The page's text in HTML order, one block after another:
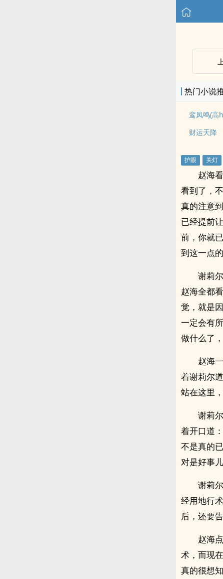
热门小说
鸾凤鸣(高
财运天降
赵海
看到了，
真的注意
已经提前
前，你就
到这一点
谢莉
赵海全都
觉，就是
一定会有
做什么了
赵海
着谢莉尔
站在这里
谢莉
着开口道
不是真的
对是好事儿
谢莉
经用地行
后，还要
赵海
术，而现
真的很想